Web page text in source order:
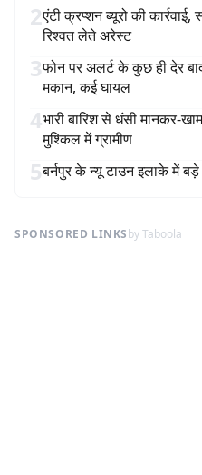
2एंटी क्रप्शन ब्यूरो की
रिश्वत लेते अरेस्ट
3फोन पर अलर्ट के कुछ ही देर
मकान, कई घायल
4भारी बारिश से धंसी मानकर-
मुश्किल में ग्रामीण
5बर्नपुर के न्यू टाउन इलाके में
SPONSORED LINKSby Taboola